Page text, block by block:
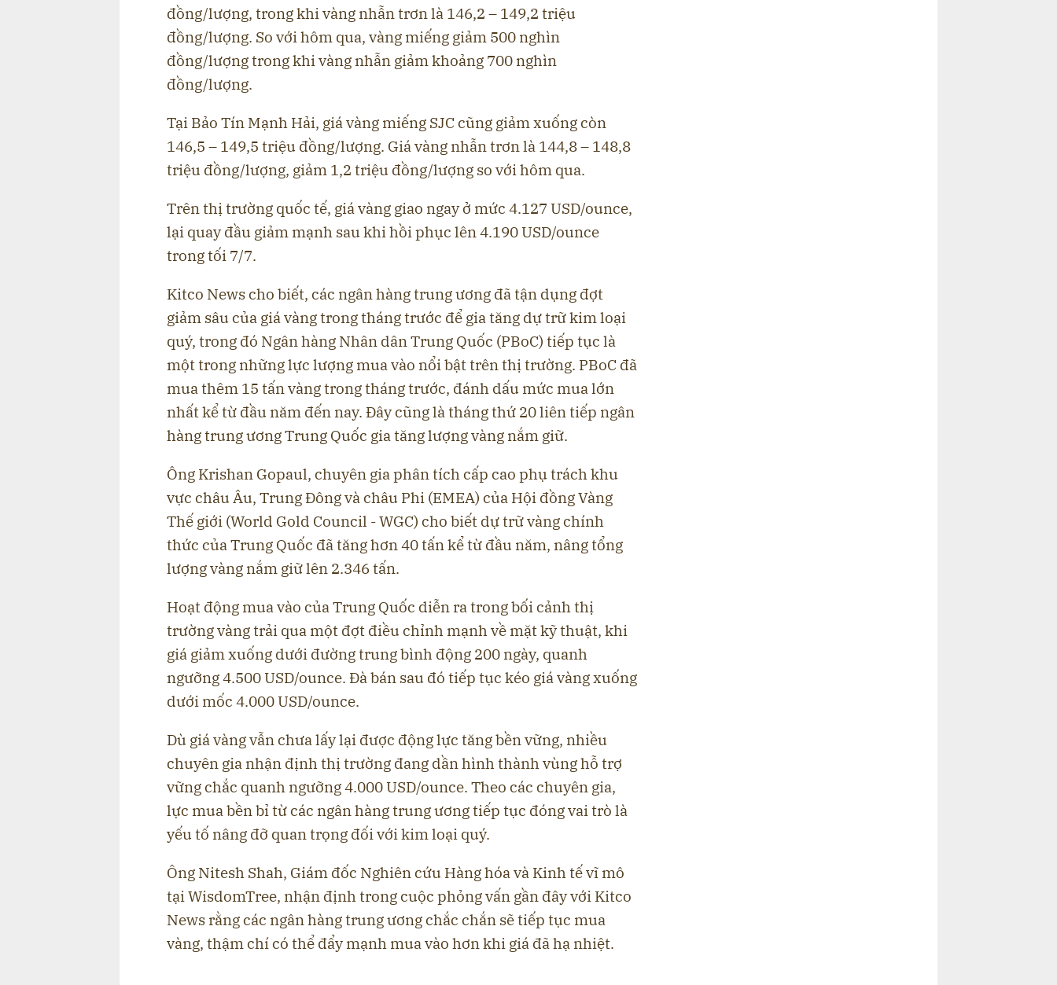
đồng/lượng, trong khi vàng nhẫn trơn là 146,2 – 149,2 triệu
đồng/lượng. So với hôm qua, vàng miếng giảm 500 nghìn
đồng/lượng trong khi vàng nhẫn giảm khoảng 700 nghìn
đồng/lượng.
Tại Bảo Tín Mạnh Hải, giá vàng miếng SJC cũng giảm xuống còn
146,5 – 149,5 triệu đồng/lượng. Giá vàng nhẫn trơn là 144,8 – 148,8
triệu đồng/lượng, giảm 1,2 triệu đồng/lượng so với hôm qua.
Trên thị trường quốc tế, giá vàng giao ngay ở mức 4.127 USD/ounce,
lại quay đầu giảm mạnh sau khi hồi phục lên 4.190 USD/ounce
trong tối 7/7.
Kitco News cho biết, các ngân hàng trung ương đã tận dụng đợt
giảm sâu của giá vàng trong tháng trước để gia tăng dự trữ kim loại
quý, trong đó Ngân hàng Nhân dân Trung Quốc (PBoC) tiếp tục là
một trong những lực lượng mua vào nổi bật trên thị trường. PBoC đã
mua thêm 15 tấn vàng trong tháng trước, đánh dấu mức mua lớn
nhất kể từ đầu năm đến nay. Đây cũng là tháng thứ 20 liên tiếp ngân
hàng trung ương Trung Quốc gia tăng lượng vàng nắm giữ.
Ông Krishan Gopaul, chuyên gia phân tích cấp cao phụ trách khu
vực châu Âu, Trung Đông và châu Phi (EMEA) của Hội đồng Vàng
Thế giới (World Gold Council - WGC) cho biết dự trữ vàng chính
thức của Trung Quốc đã tăng hơn 40 tấn kể từ đầu năm, nâng tổng
lượng vàng nắm giữ lên 2.346 tấn.
Hoạt động mua vào của Trung Quốc diễn ra trong bối cảnh thị
trường vàng trải qua một đợt điều chỉnh mạnh về mặt kỹ thuật, khi
giá giảm xuống dưới đường trung bình động 200 ngày, quanh
ngưỡng 4.500 USD/ounce. Đà bán sau đó tiếp tục kéo giá vàng xuống
dưới mốc 4.000 USD/ounce.
Dù giá vàng vẫn chưa lấy lại được động lực tăng bền vững, nhiều
chuyên gia nhận định thị trường đang dần hình thành vùng hỗ trợ
vững chắc quanh ngưỡng 4.000 USD/ounce. Theo các chuyên gia,
lực mua bền bỉ từ các ngân hàng trung ương tiếp tục đóng vai trò là
yếu tố nâng đỡ quan trọng đối với kim loại quý.
Ông Nitesh Shah, Giám đốc Nghiên cứu Hàng hóa và Kinh tế vĩ mô
tại WisdomTree, nhận định trong cuộc phỏng vấn gần đây với Kitco
News rằng các ngân hàng trung ương chắc chắn sẽ tiếp tục mua
vàng, thậm chí có thể đẩy mạnh mua vào hơn khi giá đã hạ nhiệt.